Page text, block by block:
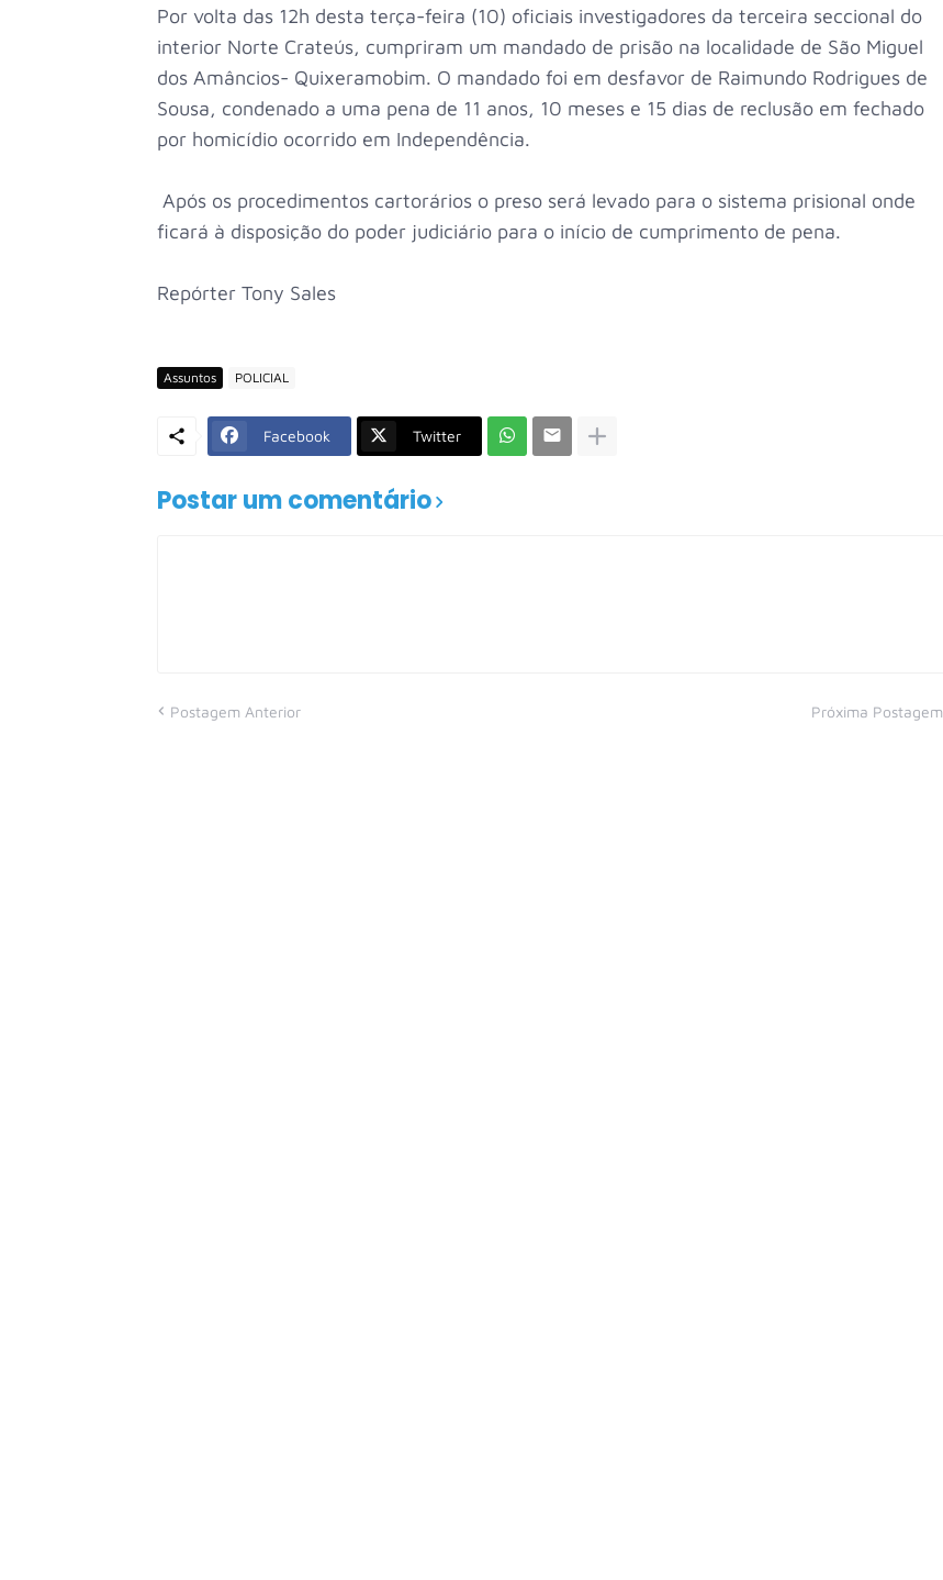
Por volta das 12h desta terça-feira (10) oficiais investigadores da terceira seccional do
interior Norte Crateús, cumpriram um mandado de prisão na localidade de São Miguel
dos Amâncios- Quixeramobim. O mandado foi em desfavor de Raimundo Rodrigues de
Sousa, condenado a uma pena de 11 anos, 10 meses e 15 dias de reclusão em fechado
por homicídio ocorrido em Independência.
Após os procedimentos cartorários o preso será levado para o sistema prisional onde
ficará à disposição do poder judiciário para o início de cumprimento de pena.
Repórter Tony Sales
Assuntos POLICIAL
Facebook Twitter
Postar um comentário
Postagem Anterior Próxima Postagem